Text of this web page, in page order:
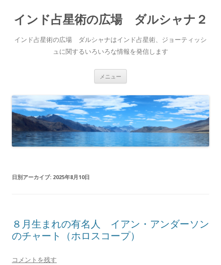
インド占星術の広場 ダルシャナ２
インド占星術の広場 ダルシャナはインド占星術、ジョーティッシ
ュに関するいろいろな情報を発信します
メニュー
ン
ツ
へ
ス
キ
ッ
プ
日別アーカイブ: 2025年8月10日
８月生まれの有名人 イアン・アンダーソン
のチャート（ホロスコープ）
コメントを残す